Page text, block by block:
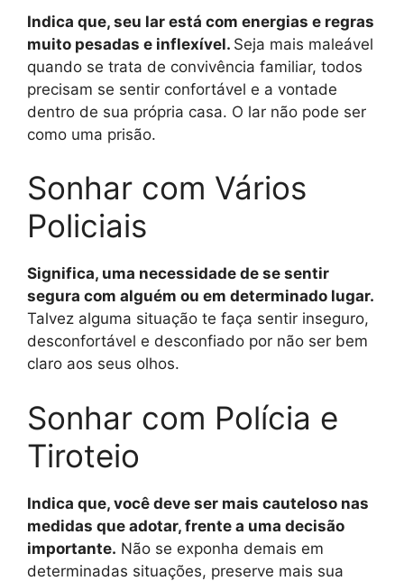
Indica que, seu lar está com energias e regras
muito pesadas e inflexível. Seja mais maleável
quando se trata de convivência familiar, todos
precisam se sentir confortável e a vontade
dentro de sua própria casa. O lar não pode ser
como uma prisão.
Sonhar com Vários
Policiais
Significa, uma necessidade de se sentir
segura com alguém ou em determinado lugar.
Talvez alguma situação te faça sentir inseguro,
desconfortável e desconfiado por não ser bem
claro aos seus olhos.
Sonhar com Polícia e
Tiroteio
Indica que, você deve ser mais cauteloso nas
medidas que adotar, frente a uma decisão
importante. Não se exponha demais em
determinadas situações, preserve mais sua